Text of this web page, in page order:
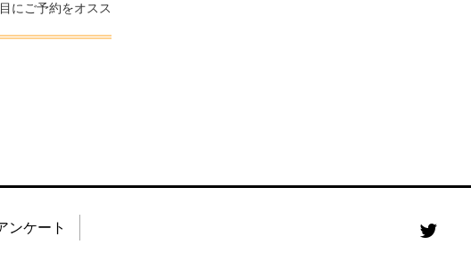
にご予約をオスス
ンケート